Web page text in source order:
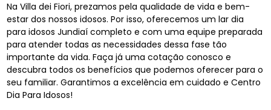
Na Villa dei Fiori, prezamos pela qualidade de vida e bem-
estar dos nossos idosos. Por isso, oferecemos um lar dia
para idosos Jundiaí completo e com uma equipe preparada
para atender todas as necessidades dessa fase tão
importante da vida. Faça já uma cotação conosco e
descubra todos os benefícios que podemos oferecer para o
seu familiar. Garantimos a excelência em cuidado e Centro
Dia Para Idosos!